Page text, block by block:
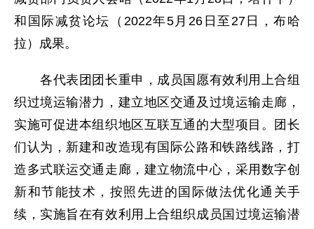
和国际减贫论坛（2022年5月26日至27日，布哈
拉）成果。
各代表团团长重申，成员国愿有效利用上合组
织过境运输潜力，建立地区交通及过境运输走廊，
实施可促进本组织地区互联互通的大型项目。团长
们认为，新建和改造现有国际公路和铁路线路，打
造多式联运交通走廊，建立物流中心，采用数字创
新和节能技术，按照先进的国际做法优化通关手
续，实施旨在有效利用上合组织成员国过境运输潜